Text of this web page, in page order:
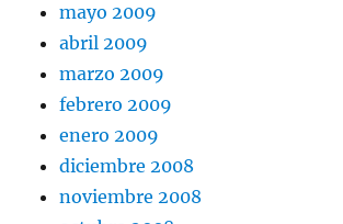
mayo 2009
abril 2009
marzo 2009
febrero 2009
enero 2009
diciembre 2008
noviembre 2008